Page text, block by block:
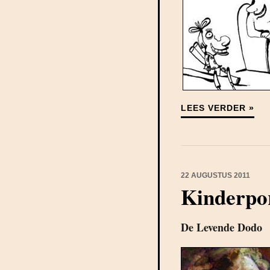
LEES VERDER »
22 AUGUSTUS 2011
De Levende Dodo